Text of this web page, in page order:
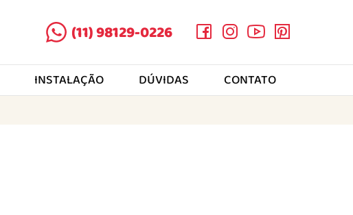
(11) 98129-0226
INSTALAÇÃO DÚVIDAS CONTATO